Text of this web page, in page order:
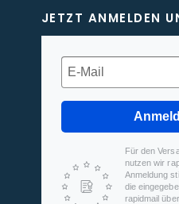
JETZT ANMELDEN
Für den
nutzen wir
Anmeldung
die
rapidmail